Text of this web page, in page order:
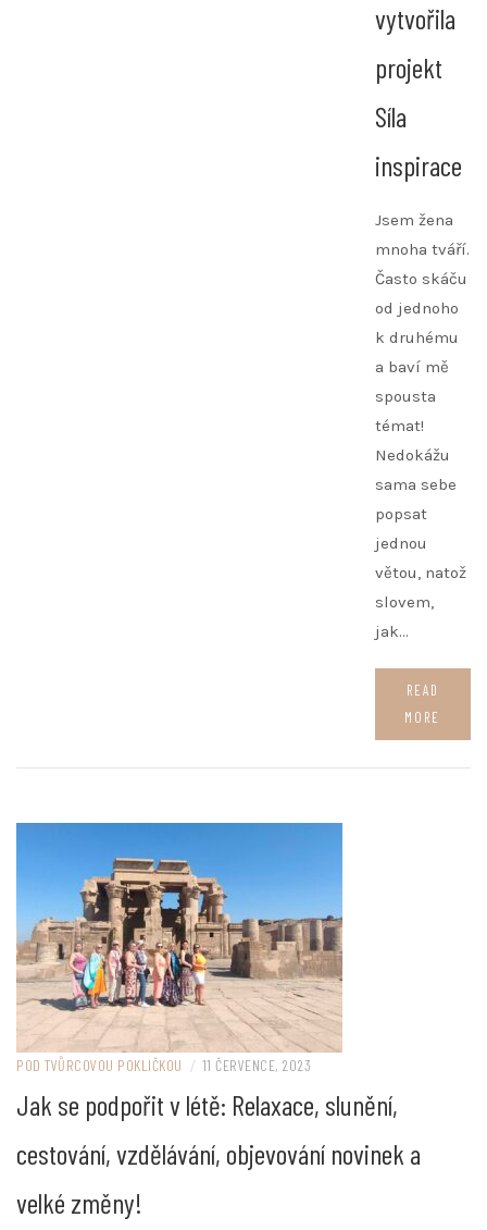
vytvořila
projekt
Síla
inspirace
Jsem žena
mnoha tváří.
Často skáču
od jednoho
k druhému
a baví mě
spousta
témat!
Nedokážu
sama sebe
popsat
jednou
větou, natož
slovem,
jak…
READ
MORE
POD TVŮRCOVOU POKLIČKOU / 11 ČERVENCE, 2023
Jak se podpořit v létě: Relaxace, slunění,
cestování, vzdělávání, objevování novinek a
velké změny!